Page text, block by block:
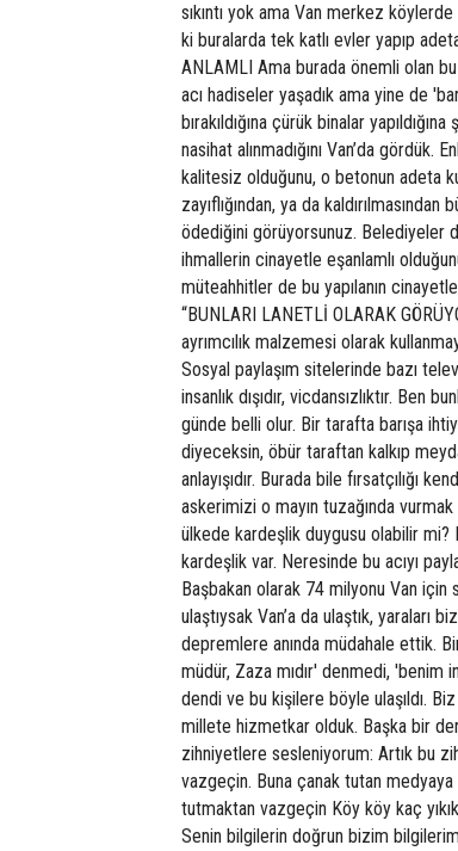
sıkıntı yok ama Van merkez
ki buralarda tek katlı evler yapıp
ANLAMLI Ama burada önemli olan bu
acı hadiseler yaşadık ama yine de
bırakıldığına çürük binalar
nasihat alınmadığını Van’da gördük.
kalitesiz olduğunu, o betonun adeta
zayıflığından, ya da
ödediğini görüyorsunuz. Belediyeler
ihmallerin cinayetle eşanlamlı
müteahhitler de bu yapılanın
“BUNLARI LANETLİ OLARAK
ayrımcılık malzemesi olarak
Sosyal paylaşım sitelerinde bazı
insanlık dışıdır, vicdansızlıktır. Ben
günde belli olur. Bir tarafta barışa
diyeceksin, öbür taraftan kalkıp
anlayışıdır. Burada bile fırsatçılığı
askerimizi o mayın tuzağında vurmak
ülkede kardeşlik duygusu olabilir mi?
kardeşlik var. Neresinde bu acıyı
Başbakan olarak 74 milyonu Van
ulaştıysak Van’a da ulaştık, yaraları
depremlere anında müdahale ettik.
müdür, Zaza mıdır' denmedi, 'benim
dendi ve bu kişilere böyle ulaşıldı.
millete hizmetkar olduk. Başka bir
zihniyetlere sesleniyorum: Artık bu
vazgeçin. Buna çanak tutan
tutmaktan vazgeçin Köy köy kaç
Senin bilgilerin doğrun bizim